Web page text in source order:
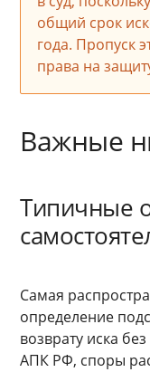
общий срок
года. Пропуск
права на
Важные
Типичные
Самая
определение
возврату иска
АПК РФ, споры